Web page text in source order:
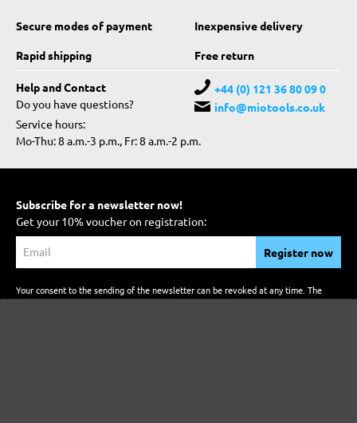
Secure modes of payment Inexpensive delivery
Rapid shipping Free return
Help and Contact
Do you have questions?
+44 (0) 121 36 80 09 0
info@miotools.co.uk
Service hours:
Mo-Thu: 8 a.m.-3 p.m., Fr: 8 a.m.-2 p.m.
Subscribe for a newsletter now!
Get your 10% voucher on registration:
Register now
Your consent to the sending of the newsletter can be revoked at any time. The